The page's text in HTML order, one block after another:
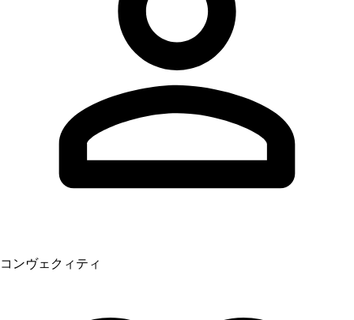
コンヴェクィティ